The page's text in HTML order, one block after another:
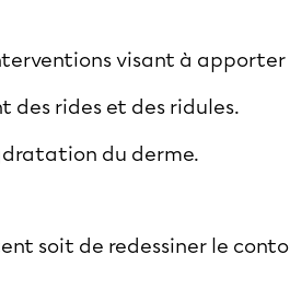
visant à apporter
des rides et des ridules.
du derme.
soit de redessiner le